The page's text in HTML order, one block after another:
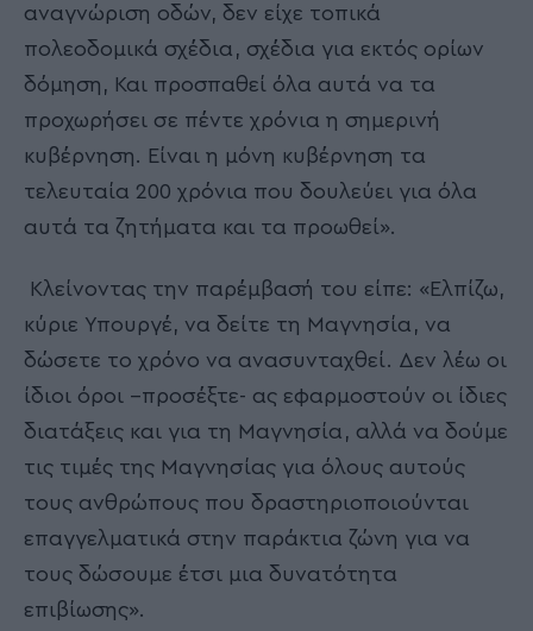
αναγνώριση οδών, δεν είχε τοπικά
πολεοδομικά σχέδια, σχέδια για εκτός ορίων
δόμηση, Και προσπαθεί όλα αυτά να τα
προχωρήσει σε πέντε χρόνια η σημερινή
κυβέρνηση. Είναι η μόνη κυβέρνηση τα
τελευταία 200 χρόνια που δουλεύει για όλα
αυτά τα ζητήματα και τα προωθεί».
Κλείνοντας την παρέμβασή του είπε: «Ελπίζω,
κύριε Υπουργέ, να δείτε τη Μαγνησία, να
δώσετε το χρόνο να ανασυνταχθεί. Δεν λέω οι
ίδιοι όροι –προσέξτε- ας εφαρμοστούν οι ίδιες
διατάξεις και για τη Μαγνησία, αλλά να δούμε
τις τιμές της Μαγνησίας για όλους αυτούς
τους ανθρώπους που δραστηριοποιούνται
επαγγελματικά στην παράκτια ζώνη για να
τους δώσουμε έτσι μια δυνατότητα
επιβίωσης».